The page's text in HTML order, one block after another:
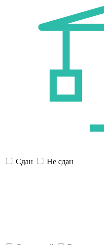
Сдан Не сдан